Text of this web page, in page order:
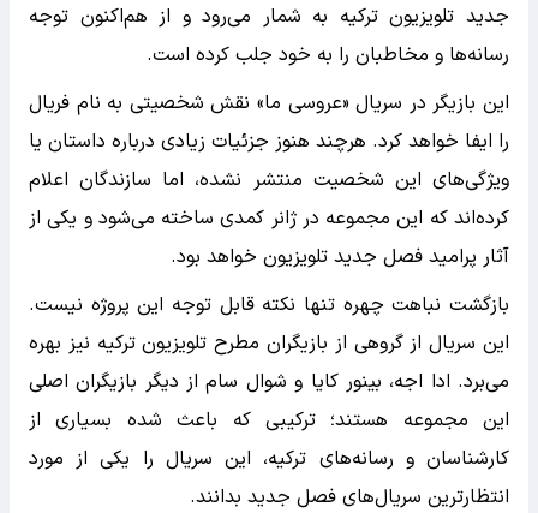
جدید تلویزیون ترکیه به شمار می‌رود و از هم‌اکنون توجه
رسانه‌ها و مخاطبان را به خود جلب کرده است.
این بازیگر در سریال «عروسی ما» نقش شخصیتی به نام فریال
را ایفا خواهد کرد. هرچند هنوز جزئیات زیادی درباره داستان یا
ویژگی‌های این شخصیت منتشر نشده، اما سازندگان اعلام
کرده‌اند که این مجموعه در ژانر کمدی ساخته می‌شود و یکی از
آثار پرامید فصل جدید تلویزیون خواهد بود.
بازگشت نباهت چهره تنها نکته قابل توجه این پروژه نیست.
این سریال از گروهی از بازیگران مطرح تلویزیون ترکیه نیز بهره
می‌برد. ادا اجه، بینور کایا و شوال سام از دیگر بازیگران اصلی
این مجموعه هستند؛ ترکیبی که باعث شده بسیاری از
کارشناسان و رسانه‌های ترکیه، این سریال را یکی از مورد
انتظارترین سریال‌های فصل جدید بدانند.